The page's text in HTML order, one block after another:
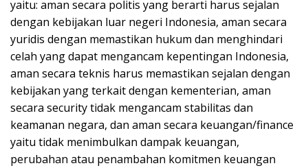
yaitu: aman secara politis yang berarti harus sejalan
dengan kebijakan luar negeri Indonesia, aman secara
yuridis dengan memastikan hukum dan menghindari
celah yang dapat mengancam kepentingan Indonesia,
aman secara teknis harus memastikan sejalan dengan
kebijakan yang terkait dengan kementerian, aman
secara security tidak mengancam stabilitas dan
keamanan negara, dan aman secara keuangan/finance
yaitu tidak menimbulkan dampak keuangan,
perubahan atau penambahan komitmen keuangan